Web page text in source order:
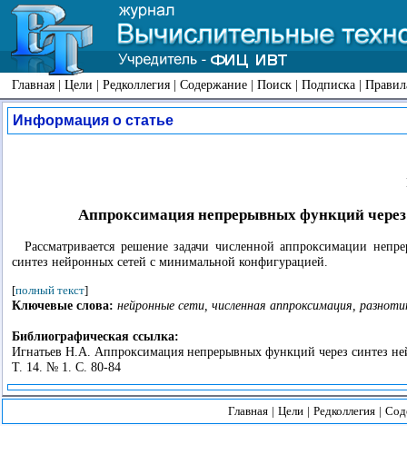
Главная | Цели | Редколлегия | Содержание | Поиск | Подписка |
Информация о статье
Аппроксимация непрерывных функций
Рассматривается решение задачи численной аппроксимации
синтез нейронных сетей с минимальной конфигурацией.
[полный текст]
Ключевые слова: нейронные сети, численная аппроксимация,
Библиографическая ссылка:
Игнатьев Н.А. Аппроксимация непрерывных функций через синтез
Т. 14. № 1. С. 80-84
Главная | Цели | Редколлегия |